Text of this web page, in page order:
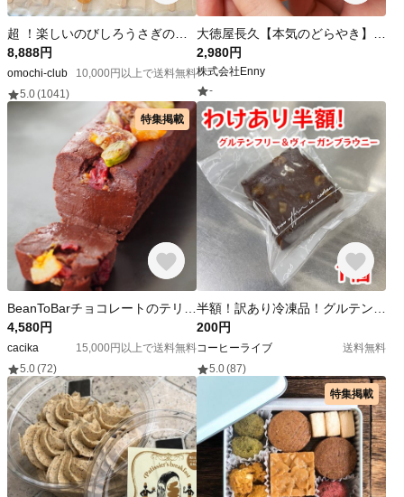
8,888円
omochi-club
10,000円以上で送料無料
5.0(1041)
2,980円
株式会社Enny
-
特集掲載
4,580円
cacika
15,000円以上で送料無料
5.0(72)
200円
コーヒーライブ
送料無料
5.0(87)
特集掲載